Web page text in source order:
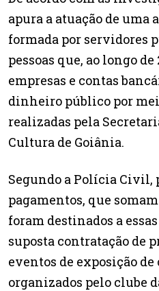
apura a atuação de uma
formada por servidores
pessoas que, ao longo
empresas e contas
dinheiro público por
realizadas pela
Cultura de Goiânia.
Segundo a Polícia Civil,
pagamentos, que
foram destinados a
suposta contratação de
eventos de exposição
organizados pelo clube